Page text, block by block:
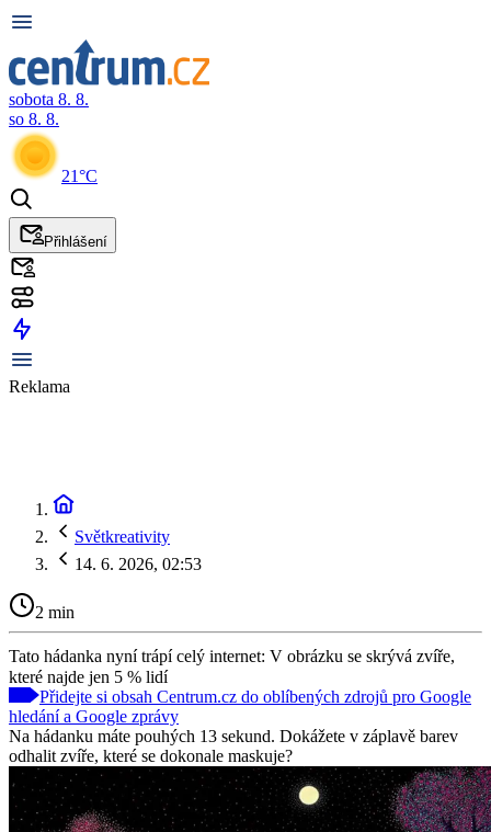
sobota 8. 8.
so 8. 8.
21°C
Přihlášení
Reklama
Světkreativity
14. 6. 2026, 02:53
2 min
Tato hádanka nyní trápí celý internet: V obrázku se skrývá zvíře,
které najde jen 5 % lidí
Přidejte si obsah Centrum.cz do oblíbených zdrojů pro Google
hledání a Google zprávy
Na hádanku máte pouhých 13 sekund. Dokážete v záplavě barev
odhalit zvíře, které se dokonale maskuje?